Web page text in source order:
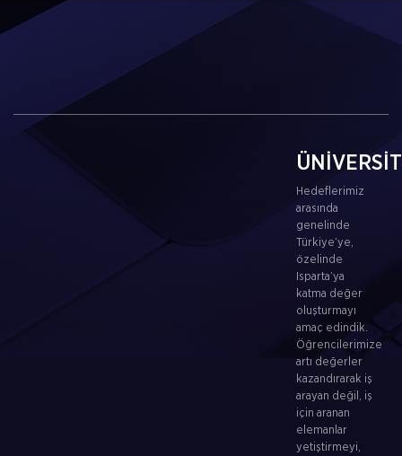
Hedeflerimiz
arasında
genelinde
Türkiye’ye,
özelinde
Isparta’ya
katma değer
oluşturmayı
amaç edindik.
Öğrencilerimize
artı değerler
kazandırarak iş
arayan değil, iş
için aranan
elemanlar
yetiştirmeyi,